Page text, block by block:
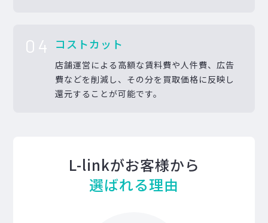
04 コストカット
店舗運営による高額な賃料費や人件費、広告
費などを削減し、その分を買取価格に反映し
還元することが可能です。
L-linkがお客様から
選ばれる理由